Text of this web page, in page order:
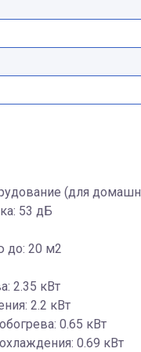
(для
53 дБ
до: 20 м2
2.35 кВт
2.2 кВт
0.65 кВт
0.69 кВт